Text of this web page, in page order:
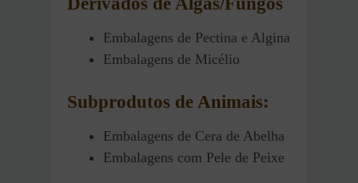
Embalagens de Pectina e Algina
Embalagens de Micélio
Subprodutos de Animais:
Embalagens de Cera de Abelha
Embalagens com Pele de Peixe